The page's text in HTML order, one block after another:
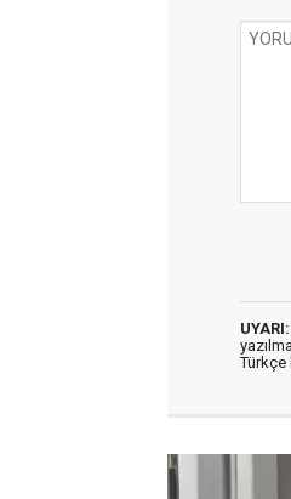
UYARI:
Türkçe